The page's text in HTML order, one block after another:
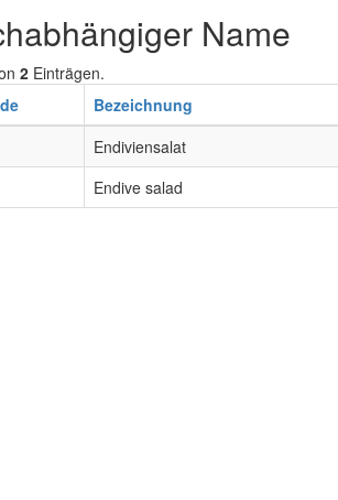
Name
2 Einträgen.
Bezeichnung
Endiviensalat
Endive salad